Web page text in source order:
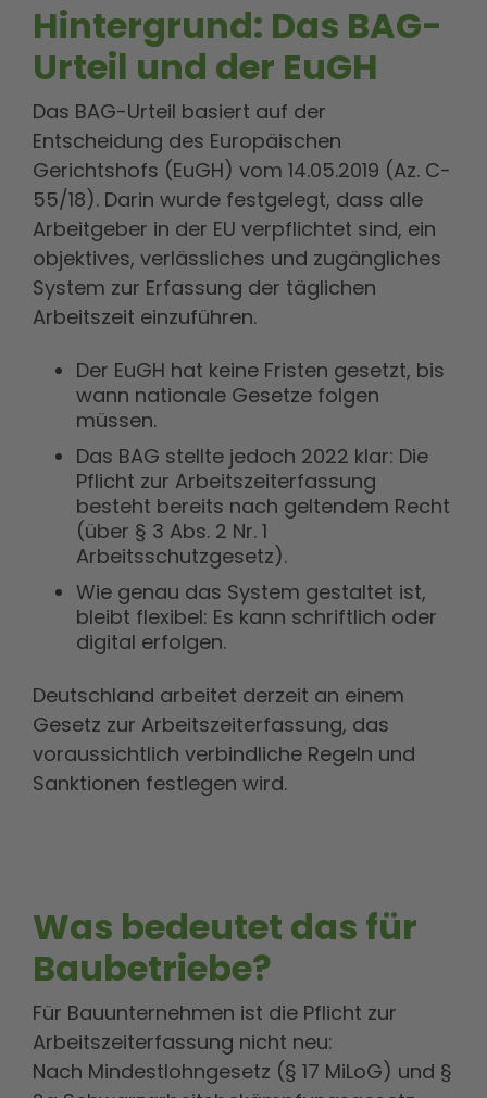
Hintergrund: Das BAG-
Urteil und der EuGH
Das BAG-Urteil basiert auf der
Entscheidung des Europäischen
Gerichtshofs (EuGH) vom 14.05.2019 (Az. C-
55/18). Darin wurde festgelegt, dass alle
Arbeitgeber in der EU verpflichtet sind, ein
objektives, verlässliches und zugängliches
System zur Erfassung der täglichen
Arbeitszeit einzuführen.
Der EuGH hat keine Fristen gesetzt, bis
wann nationale Gesetze folgen
müssen.
Das BAG stellte jedoch 2022 klar: Die
Pflicht zur Arbeitszeiterfassung
besteht bereits nach geltendem Recht
(über § 3 Abs. 2 Nr. 1
Arbeitsschutzgesetz).
Wie genau das System gestaltet ist,
bleibt flexibel: Es kann schriftlich oder
digital erfolgen.
Deutschland arbeitet derzeit an einem
Gesetz zur Arbeitszeiterfassung, das
voraussichtlich verbindliche Regeln und
Sanktionen festlegen wird.
Was bedeutet das für
Baubetriebe?
Für Bauunternehmen ist die Pflicht zur
Arbeitszeiterfassung nicht neu:
Nach Mindestlohngesetz (§ 17 MiLoG) und §